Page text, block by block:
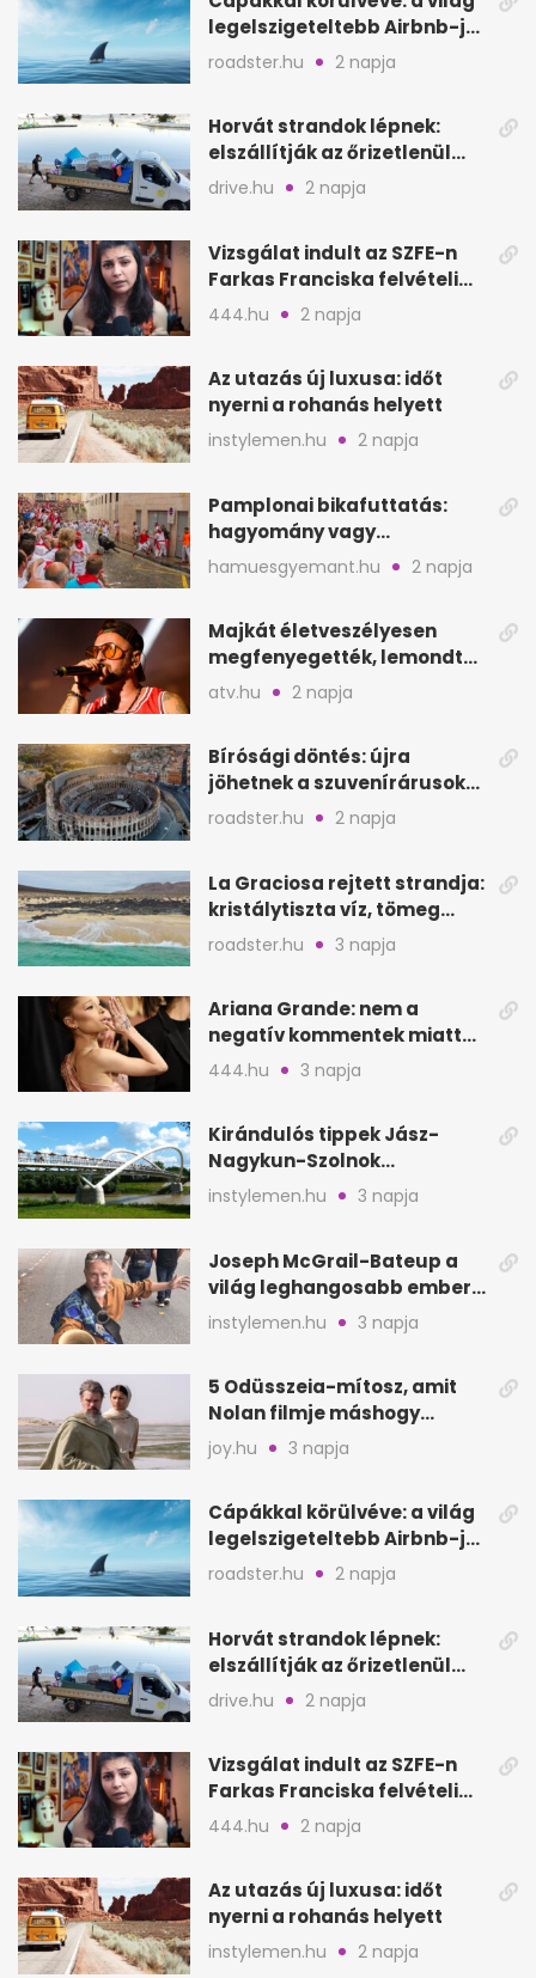
legelszigeteltebb Airbnb-je
a nyílt tengeren
roadster.hu 2 napja
Horvát strandok lépnek:
elszállítják az őrizetlenül
hagyott törölközőket
drive.hu 2 napja
Vizsgálat indult az SZFE-n
Farkas Franciska felvételi
videója után
444.hu 2 napja
Az utazás új luxusa: időt
nyerni a rohanás helyett
instylemen.hu 2 napja
Pamplonai bikafuttatás:
hagyomány vagy
értelmetlen vérontás?
hamuesgyemant.hu 2 napja
Majkát életveszélyesen
megfenyegették, lemondta
a sepsiszentgyörgyi
atv.hu 2 napja
Bírósági döntés: újra
jöhetnek a szuvenírárusok
Európa ikonikus helyére
roadster.hu 2 napja
La Graciosa rejtett strandja:
kristálytiszta víz, tömeg
nélkül
roadster.hu 3 napja
Ariana Grande: nem a
negatív kommentek miatt
vonul vissza
444.hu 3 napja
Kirándulós tippek Jász-
Nagykun-Szolnok
megyében: 6 kihagyhatatlan
hely
instylemen.hu 3 napja
Joseph McGrail-Bateup a
világ leghangosabb embere
lett Ausztráliából
instylemen.hu 3 napja
5 Odüsszeia-mítosz, amit
Nolan filmje máshogy
mutat, mint Homérosz
joy.hu 3 napja
Cápákkal körülvéve: a világ
legelszigeteltebb Airbnb-je
a nyílt tengeren
roadster.hu 2 napja
Horvát strandok lépnek:
elszállítják az őrizetlenül
hagyott törölközőket
drive.hu 2 napja
Vizsgálat indult az SZFE-n
Farkas Franciska felvételi
videója után
444.hu 2 napja
Az utazás új luxusa: időt
nyerni a rohanás helyett
instylemen.hu 2 napja